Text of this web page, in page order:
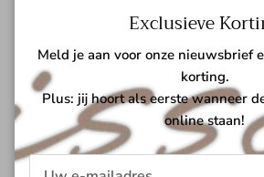
Meer betalingsopties
Kayla Cotton Blouse Short Sleeve
Exclusieve
Meld je aan voor onze nieuwsbrief
korting.
Plus: jij hoort als eerste wanneer
online staan!